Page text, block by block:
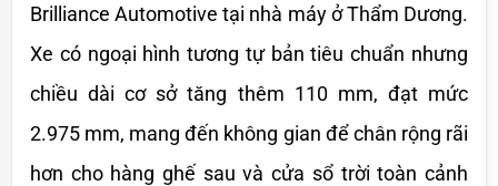
Brilliance Automotive tại nhà máy ở Thẩm Dương.
Xe có ngoại hình tương tự bản tiêu chuẩn nhưng
chiều dài cơ sở tăng thêm 110 mm, đạt mức
2.975 mm, mang đến không gian để chân rộng rãi
hơn cho hàng ghế sau và cửa sổ trời toàn cảnh